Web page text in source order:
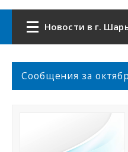
Новости в г.
Главная
Сообщения за